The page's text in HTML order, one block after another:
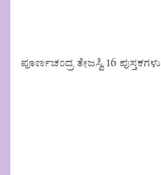
ಪೂರ್ಣಚಂದ್ರ ತೇಜಸ್ವಿ 16 ಪುಸ್ತಕಗಳು